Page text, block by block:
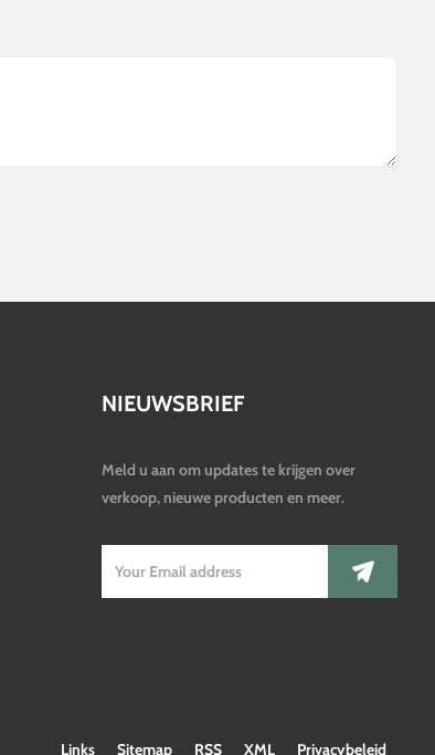
NIEUWSBRIEF
Meld u aan om updates te krijgen over
verkoop, nieuwe producten en meer.
Links Sitemap RSS XML Privacybeleid